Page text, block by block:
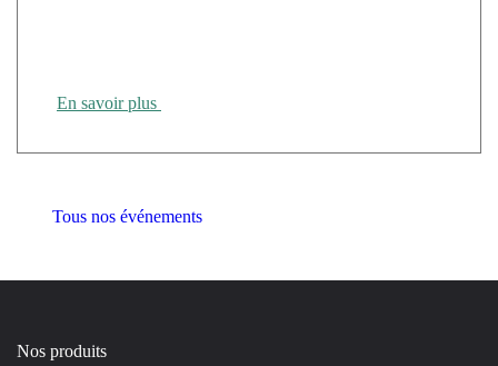
En savoir plus
Tous nos événements
Nos produits